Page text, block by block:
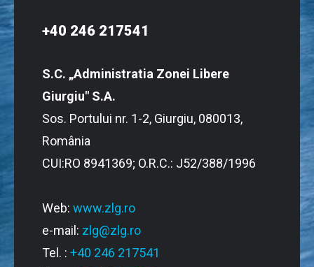
+40 246 217541
S.C. „Administratia Zonei Libere
Giurgiu" S.A.
Sos. Portului nr. 1-2, Giurgiu, 080013,
România
CUI:RO 8941369; O.R.C.: J52/388/1996
Web: www.zlg.ro
e-mail: zlg@zlg.ro
Tel. : +40 246 217541